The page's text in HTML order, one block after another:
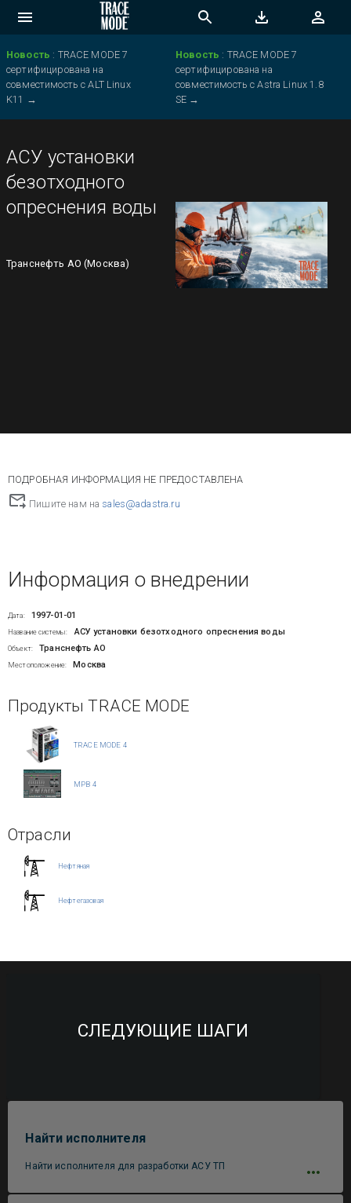
Новость : TRACE MODE 7
сертифицирована на
совместимость с ALT Linux
K11 →
Новость : TRACE MODE 7
сертифицирована на
совместимость с Astra Linux 1.8
SE →
АСУ установки
безотходного
опреснения воды
Транснефть АО (Москва)
ПОДРОБНАЯ ИНФОРМАЦИЯ НЕ ПРЕДОСТАВЛЕНА
Пишите нам на sales@adastra.ru
Информация о внедрении
Дата: 1997-01-01
Название системы: АСУ установки безотходного опреснения воды
Объект: Транснефть АО
Местоположение: Москва
Продукты TRACE MODE
TRACE MODE 4
МРВ 4
Отрасли
Нефтяная
Нефтегазовая
СЛЕДУЮЩИЕ ШАГИ
Найти исполнителя
Найти исполнителя для разработки АСУ ТП